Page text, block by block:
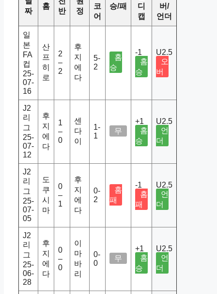
짜
홈
반
정
코
어
승/패
디
캡
버/
언더
일
본
FA
컵
25-
07-
16
산
프
히
로
2
–
2
후
지
에
다
5-
2
홈
승
-1
홈
승
U2.5
오
버
J2
리
그
25-
07-
12
후
지
에
다
1
–
0
센
다
이
1-
1
무
+1
홈
승
U2.5
언
더
J2
리
그
25-
07-
05
도
쿠
시
마
0
–
1
후
지
에
다
0-
2
홈
패
-1
홈
패
U2.5
언
더
J2
리
그
25-
06-
28
후
지
에
다
0
–
0
이
마
바
리
0-
0
무
+1
홈
승
U2.5
언
더